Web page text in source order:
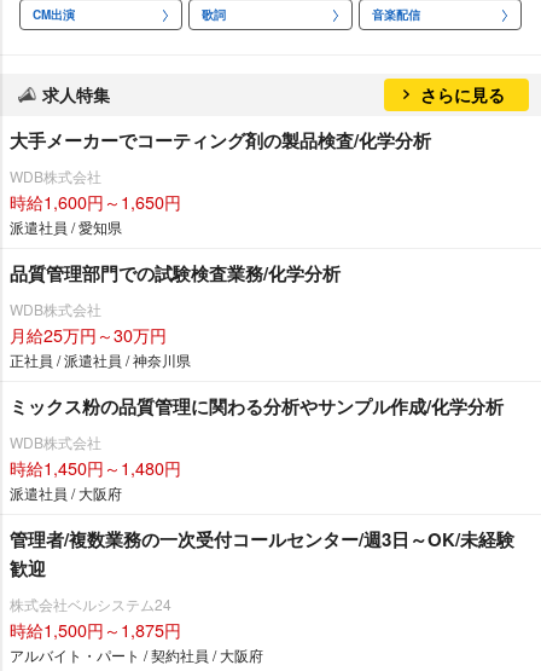
CM出演 歌詞 音楽配信
求人特集 さらに見る
大手メーカーでコーティング剤の製品検査/化学分析
WDB株式会社
時給1,600円～1,650円
派遣社員 / 愛知県
品質管理部門での試験検査業務/化学分析
WDB株式会社
月給25万円～30万円
正社員 / 派遣社員 / 神奈川県
ミックス粉の品質管理に関わる分析やサンプル作成/化学分析
WDB株式会社
時給1,450円～1,480円
派遣社員 / 大阪府
管理者/複数業務の一次受付コールセンター/週3日～OK/未経験
歓迎
株式会社ベルシステム24
時給1,500円～1,875円
アルバイト・パート / 契約社員 / 大阪府